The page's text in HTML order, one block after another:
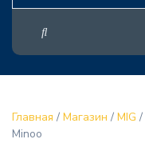
Главная / Магазин / MIG /
Minoo